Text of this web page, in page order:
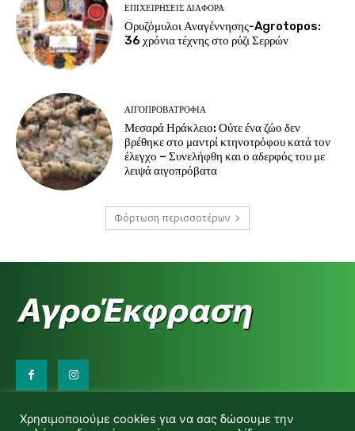
ΕΠΙΧΕΙΡΉΣΕΙΣ ΔΙΆΦΟΡΑ
Ορυζόμυλοι Αναγέννησης-Agrotopos:
36 χρόνια τέχνης στο ρύζι Σερρών
ΑΙΓΟΠΡΟΒΑΤΡΟΦΊΑ
Μεσαρά Ηράκλειο: Ούτε ένα ζώο δεν
βρέθηκε στο μαντρί κτηνοτρόφου κατά τον
έλεγχο – Συνελήφθη και ο αδερφός του με
λειψά αιγοπρόβατα
Φόρτωση περισσοτέρων
d.makas@yahoo.gr
Χρησιμοποιούμε cookies για να σας δώσουμε την